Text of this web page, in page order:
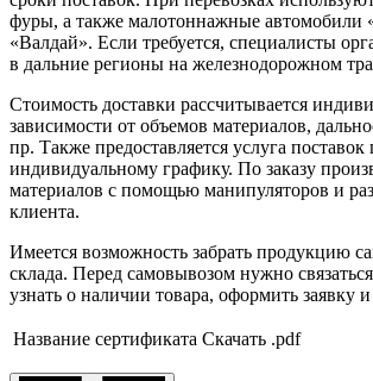
фуры, а также малотоннажные автомобили
«Валдай». Если требуется, специалисты
в дальние регионы на железнодорожном
Стоимость доставки рассчитывается
зависимости от объемов материалов,
пр. Также предоставляется услуга
индивидуальному графику. По заказу
материалов с помощью манипуляторов и
клиента.
Имеется возможность забрать продукцию
склада. Перед самовывозом нужно
узнать о наличии товара, оформить заявку
Название сертификата Скачать .pdf